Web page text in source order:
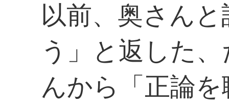
以前、奥さん
う」と返した
んから「正論